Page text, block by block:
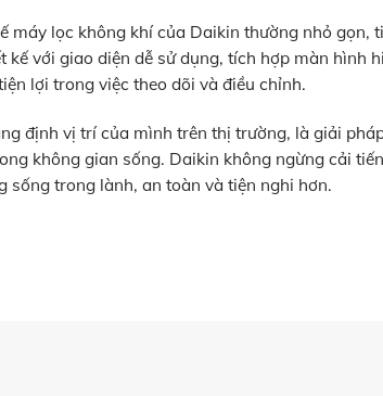
máy lọc không khí của Daikin thường nhỏ gọn,
với giao diện dễ sử dụng, tích hợp màn hình
lợi trong việc theo dõi và điều chỉnh.
định vị trí của mình trên thị trường, là giải
không gian sống. Daikin không ngừng cải
trong lành, an toàn và tiện nghi hơn.